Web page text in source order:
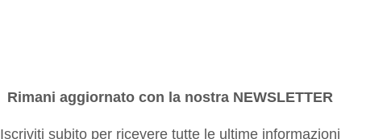
Rimani aggiornato con la nostra NEWSLETTER
Iscriviti subito per ricevere tutte le ultime informazioni